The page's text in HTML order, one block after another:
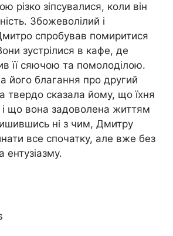
різко зіпсувалися, коли він
Збожеволілий і
спробував помиритися
зустрілися в кафе, де
її сяючою та помолоділою.
його благання про другий
твердо сказала йому, що їхня
і що вона задоволена життям
ні з чим, Дмитру
все спочатку, але вже без
ентузіазму.